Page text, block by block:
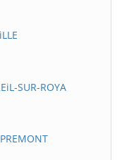
SUR-ROYA